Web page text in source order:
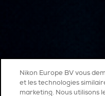
Nikon Europe BV vous
et les technologies
marketing. Nous utilisons